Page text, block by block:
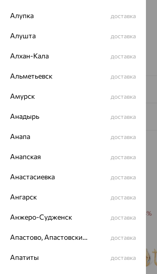
Страна происхождения:
РОССИЯ
Бренд:MAGIC STONES
Гарантия и возврат
64%
Алупка доставка
Алушта доставка
Алхан-Кала доставка
Альметьевск доставка
Амурск доставка
Анадырь доставка
Анапа доставка
Анапская доставка
Анастасиевка доставка
Ангарск доставка
Анжеро-Судженск доставка
Апастово, Апастовский район доставка
Апатиты доставка